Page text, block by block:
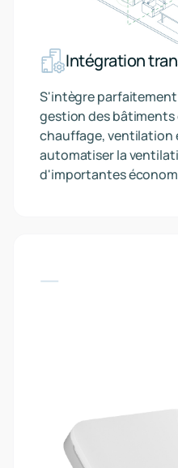
Intégration
S'intègre
gestion des bâtiments
chauffage,
automatiser la
d'importantes